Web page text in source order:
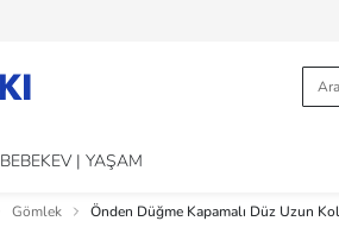
BEBEKEV | YAŞAM
Gömlek Önden Düğme Kapamalı Düz Uzun